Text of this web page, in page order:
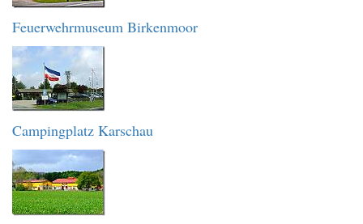
Feuerwehrmuseum Birkenmoor
Campingplatz Karschau